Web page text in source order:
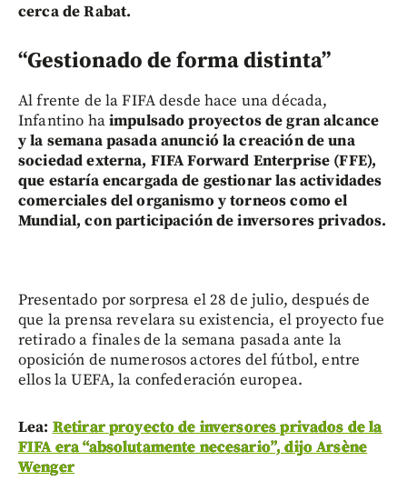
cerca de Rabat.
“Gestionado de forma distinta”
Al frente de la FIFA desde hace una década,
Infantino haimpulsado proyectos de gran alcance
y la semana pasada anunció la creación de una
sociedad externa, FIFA Forward Enterprise (FFE),
que estaría encargada de gestionar las actividades
comerciales del organismo y torneos como el
Mundial, con participación de inversores privados.
Presentado por sorpresa el 28 de julio, después de
que la prensa revelara su existencia, el proyecto fue
retirado a finales de la semana pasada ante la
oposición de numerosos actores del fútbol, entre
ellos la UEFA, la confederación europea.
Lea: Retirar proyecto de inversores privados de la
FIFA era “absolutamente necesario”, dijo Arsène
Wenger